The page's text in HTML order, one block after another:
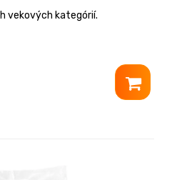
vekových kategórií.